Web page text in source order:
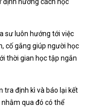
sư luôn hướng tới việc
cố gắng giúp người học
thời gian học tập ngắn
tra định kì và báo lại kết
qua đó có thể